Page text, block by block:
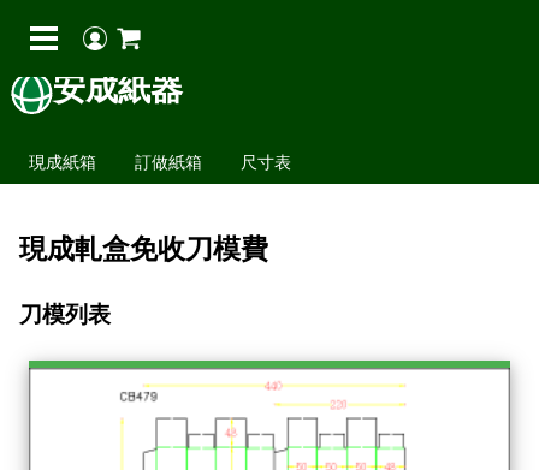
安成紙器
現成紙箱 訂做紙箱 尺寸表
現成軋盒免收刀模費
刀模列表